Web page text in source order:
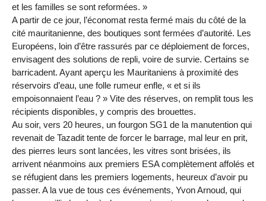
et les familles se sont reformées. »
A partir de ce jour, l’économat resta fermé mais du côté de la
cité mauritanienne, des boutiques sont fermées d’autorité. Les
Européens, loin d’être rassurés par ce déploiement de forces,
envisagent des solutions de repli, voire de survie. Certains se
barricadent. Ayant aperçu les Mauritaniens à proximité des
réservoirs d’eau, une folle rumeur enfle, « et si ils
empoisonnaient l’eau ? » Vite des réserves, on remplit tous les
récipients disponibles, y compris des brouettes.
Au soir, vers 20 heures, un fourgon SG1 de la manutention qui
revenait de Tazadit tente de forcer le barrage, mal leur en prit,
des pierres leurs sont lancées, les vitres sont brisées, ils
arrivent néanmoins aux premiers ESA complètement affolés et
se réfugient dans les premiers logements, heureux d’avoir pu
passer. A la vue de tous ces événements, Yvon Arnoud, qui